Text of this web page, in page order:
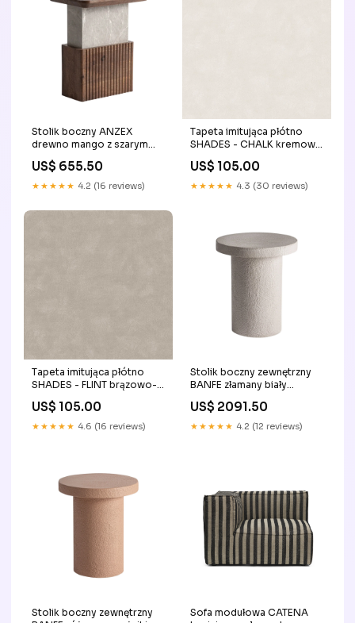
Stolik boczny ANZEX
drewno mango z szarym
US$ 655.50
★★★★★ 4.2 (16 reviews)
Tapeta imitująca płótno
SHADES - CHALK kremowy
US$ 105.00
★★★★★ 4.3 (30 reviews)
Tapeta imitująca płótno
SHADES - FLINT brązowo-
US$ 105.00
★★★★★ 4.6 (16 reviews)
Stolik boczny zewnętrzny
BANFE złamany biały
US$ 2091.50
★★★★★ 4.2 (12 reviews)
Stolik boczny zewnętrzny
Sofa modułowa CATENA